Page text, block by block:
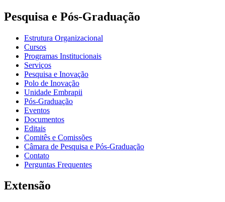
Pesquisa e Pós-Graduação
Estrutura Organizacional
Cursos
Programas Institucionais
Serviços
Pesquisa e Inovação
Polo de Inovação
Unidade Embrapii
Pós-Graduação
Eventos
Documentos
Editais
Comitês e Comissões
Câmara de Pesquisa e Pós-Graduação
Contato
Perguntas Frequentes
Extensão